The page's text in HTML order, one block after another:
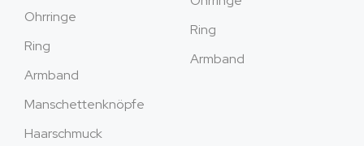
Ohrringe
Ring
Armband
Manschettenknöpfe
Haarschmuck
Ring
Armband